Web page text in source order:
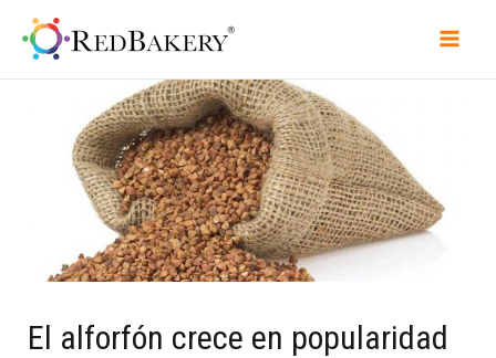
El alforfón crece en popularidad